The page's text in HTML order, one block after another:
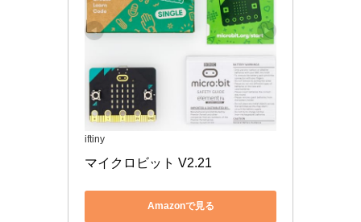
iftiny
マイクロビット V2.21
Amazonで見る